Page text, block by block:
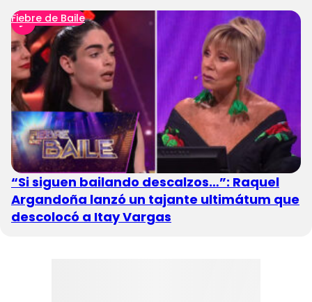
Fiebre de Baile
“Si siguen bailando descalzos…”: Raquel
Argandoña lanzó un tajante ultimátum que
descolocó a Itay Vargas